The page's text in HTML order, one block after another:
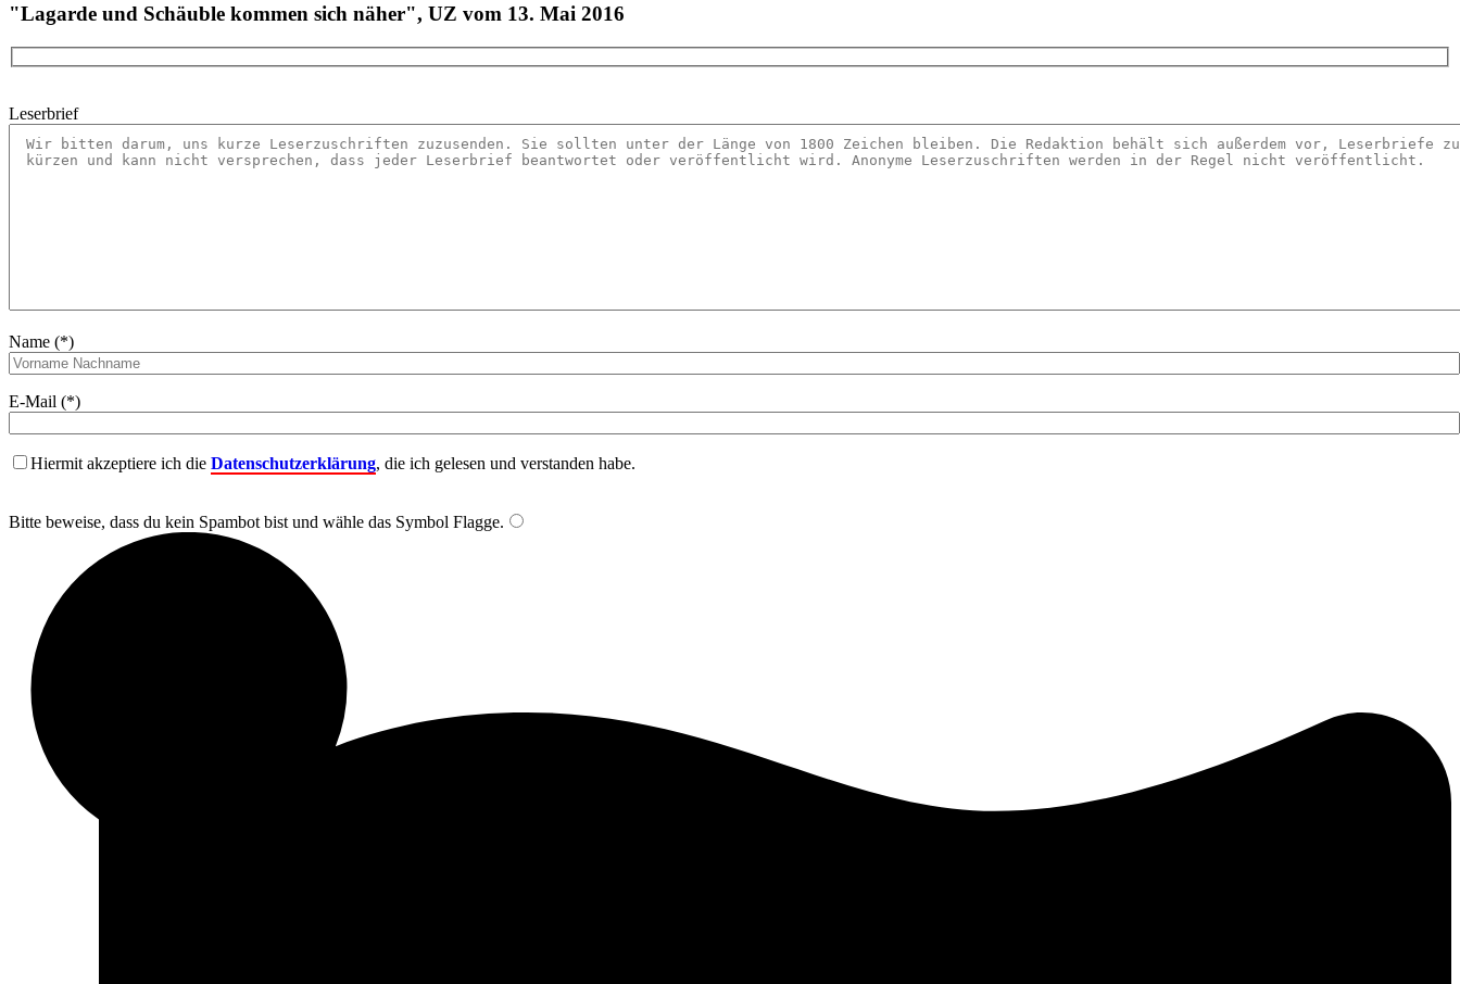
"Lagarde und Schäuble kommen sich näher", UZ vom 13. Mai 2016
Leserbrief
Name (*)
E-Mail (*)
Hiermit akzeptiere ich die Datenschutzerklärung, die ich gelesen und verstanden habe.
Bitte beweise, dass du kein Spambot bist und wähle das Symbol Flagge.